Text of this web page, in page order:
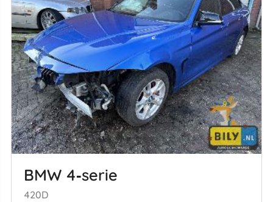
BMW 4‑serie
420D